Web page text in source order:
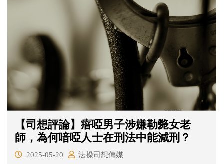
【司想評論】瘖啞男子涉嫌勒斃女老
師，為何喑啞人士在刑法中能減刑？
2025-05-20
法操司想傳媒